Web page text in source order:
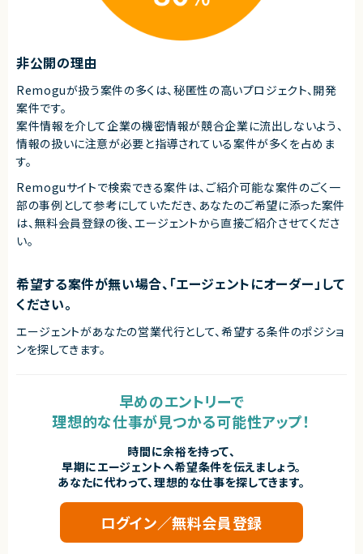
・AzureまたはGoogle Cloudの知見、構築・設計経験
・ネットワークセキュリティに関する知識と経験（例：ファイアウォール、VPN、I
DS/IPS）
・TCP/IP・VLAN・ルーティングなどのネットワークの理解と経験
・ISO27001/ISMS認証に関わる実務経験
・セキュリティインシデント対応の知識と経験（例：脆弱性スキャン、侵入検
知）
・役割ベースのアクセス制御（RBAC）やシングルサインオン（SSO）の理解と
実装経験
・クラウドセキュリティフレームワーク（CISベンチマーク、NIST等）の理解と
実践
ーティングスキル
・コンテナやオーケストレーション技術の深い理解（Docker、Kubernetes）
・仮想化技術（例：VMware、KVM）の深い理解
契約形態
契約元
株式会社LASSIC
エージェントから
◎クラウドからオンプレミスまで幅広いインフラ領域に携わることができ、市
◎裁量が大きく、課題発見から企画・改善推進までリーダーシップを発揮でき
るポジションです！
◎フルフレックス環境のため、柔軟な働き方を実現しながら長期参画が期待
非公開の理由
Remoguが扱う案件の多くは、秘匿性の高いプロジェクト、開発
案件です。
案件情報を介して企業の機密情報が競合企業に流出しないよう、
情報の扱いに注意が必要と指導されている案件が多くを占めま
す。
Remoguサイトで検索できる案件は、ご紹介可能な案件のごく一
部の事例として参考にしていただき、 あなたのご希望に添った案件
は、無料会員登録の後、エージェントから直接ご紹介させてくださ
い。
希望する案件が無い場合、「エージェントにオーダー」して
ください。
エージェントがあなたの営業代行として、希望する条件のポジショ
ンを探してきます。
早めのエントリーで
理想的な仕事が見つかる可能性アップ！
時間に余裕を持って、
早期にエージェントへ希望条件を伝えましょう。
あなたに代わって、理想的な仕事を探してきます。
ログイン／無料会員登録